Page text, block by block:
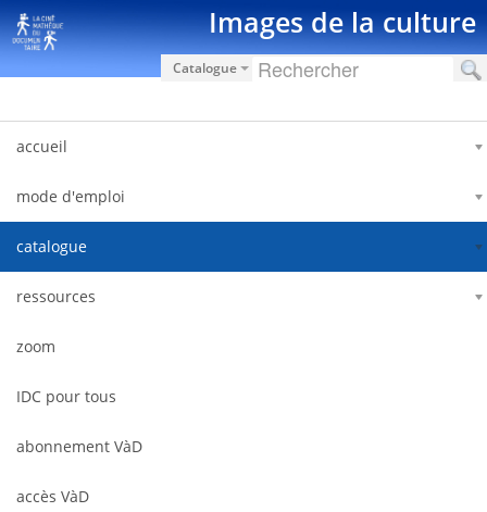
Saut au contenu Images de la culture
Catalogue
accueil
mode d'emploi
catalogue
ressources
zoom
IDC pour tous
abonnement VàD
accès VàD